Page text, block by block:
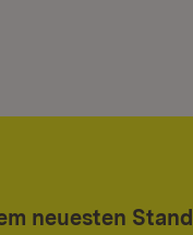
neuesten Stand